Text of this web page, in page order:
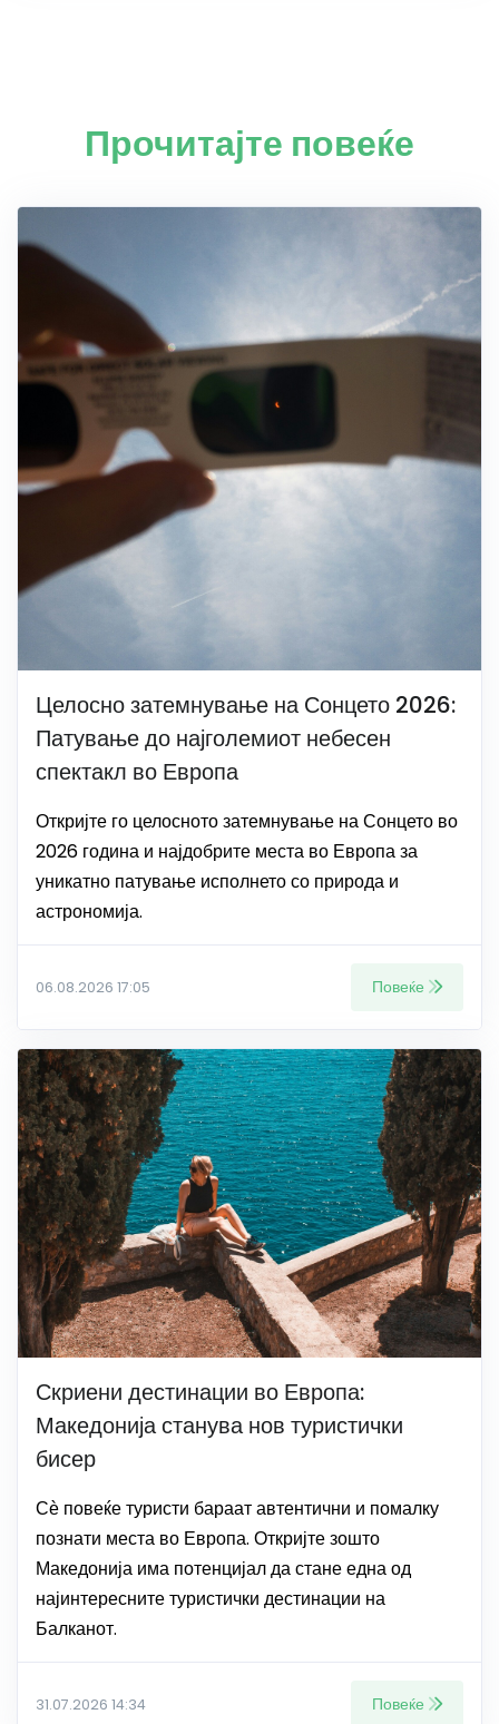
Прочитајте повеќе
Целосно затемнување на Сонцето 2026:
Патување до најголемиот небесен
спектакл во Европа
Откријте го целосното затемнување на Сонцето во
2026 година и најдобрите места во Европа за
уникатно патување исполнето со природа и
астрономија.
06.08.2026 17:05 Повеќе
Скриени дестинации во Европа:
Македонија станува нов туристички
бисер
Сѐ повеќе туристи бараат автентични и помалку
познати места во Европа. Откријте зошто
Македонија има потенцијал да стане една од
најинтересните туристички дестинации на
Балканот.
31.07.2026 14:34 Повеќе